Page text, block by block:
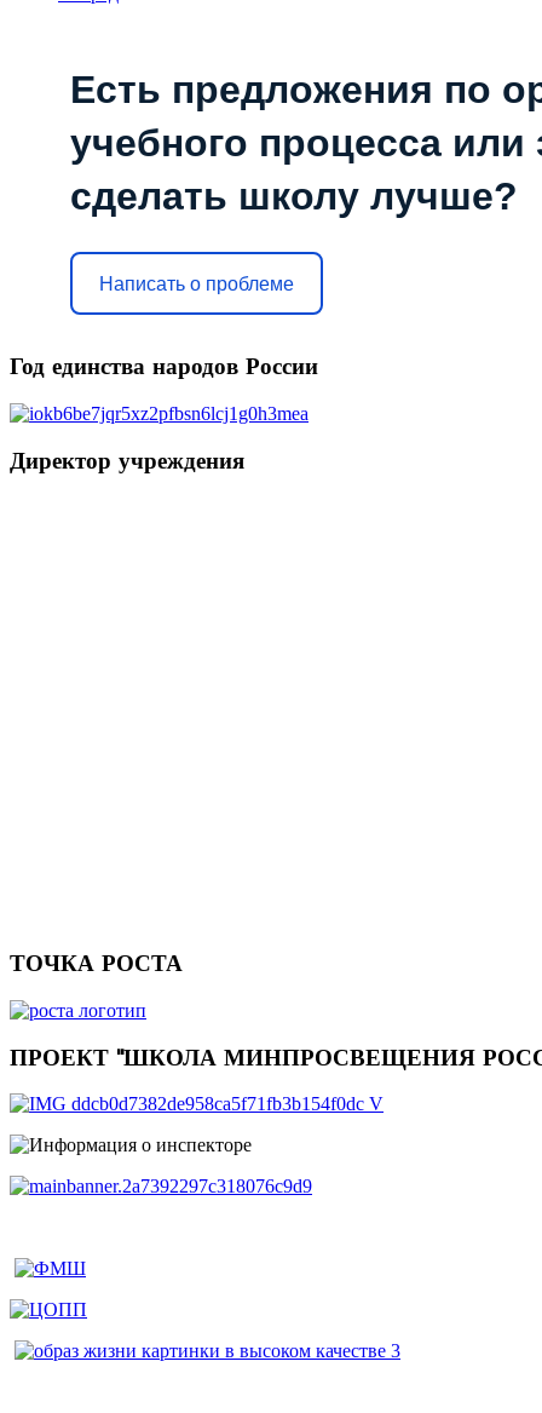
Есть предложения по
учебного процесса или
сделать школу лучше?
Написать о проблеме
Год единства народов России
Директор учреждения
ТОЧКА РОСТА
ПРОЕКТ "ШКОЛА МИНПРОСВЕЩЕНИЯ